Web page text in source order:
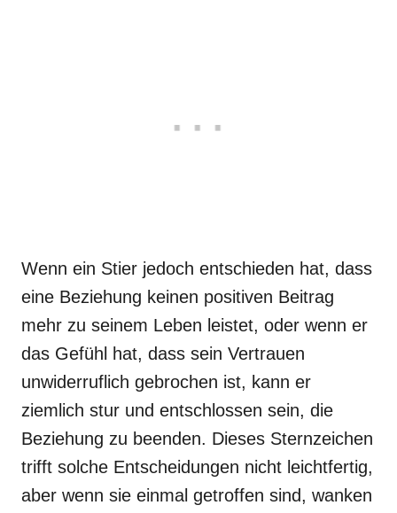
Wenn ein Stier jedoch entschieden hat, dass
eine Beziehung keinen positiven Beitrag
mehr zu seinem Leben leistet, oder wenn er
das Gefühl hat, dass sein Vertrauen
unwiderruflich gebrochen ist, kann er
ziemlich stur und entschlossen sein, die
Beziehung zu beenden. Dieses Sternzeichen
trifft solche Entscheidungen nicht leichtfertig,
aber wenn sie einmal getroffen sind, wanken